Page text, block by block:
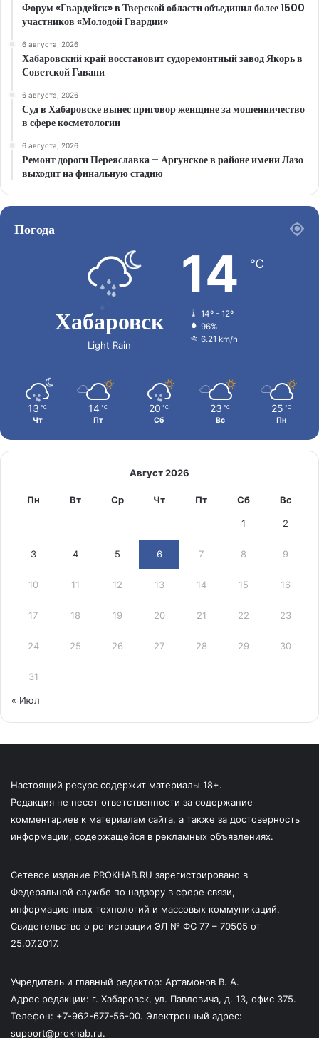
Форум «Гвардейск» в Тверской области объединил более 1500
участников «Молодой Гвардии»
6 августа, 2026
Хабаровский край восстановит судоремонтный завод Якорь в
Советской Гавани
6 августа, 2026
Суд в Хабаровске вынес приговор женщине за мошенничество
в сфере косметологии
6 августа, 2026
Ремонт дороги Переяславка – Аргунское в районе имени Лазо
выходит на финальную стадию
Погода
Хабаровск
Light Rain
14 ℃
14º - 12º
96%
6.21 km/h
13 ℃
Чт
14 ℃
Пт
20 ℃
Сб
23 ℃
Вс
25 ℃
Пн
Август 2026
Пн Вт Ср Чт Пт Сб Вс
1 2
3 4 5 6 7 8 9
10 11 12 13 14 15 16
17 18 19 20 21 22 23
24 25 26 27 28 29 30
31
« Июл
Настоящий ресурс содержит материалы 18+.
Редакция не несет ответственности за содержание
комментариев к материалам сайта, а также за достоверность
информации, содержащейся в рекламных объявлениях.
Сетевое издание PROKHAB.RU зарегистрировано в
Федеральной службе по надзору в сфере связи,
информационных технологий и массовых коммуникаций.
Свидетельство о регистрации ЭЛ № ФС 77 – 70505 от
25.07.2017.
Учредитель и главный редактор: Артамонов В. А.
Адрес редакции: г. Хабаровск, ул. Павловича, д. 13, офис 375.
Телефон: +7-962-677-56-00. Электронный адрес:
support@prokhab.ru.